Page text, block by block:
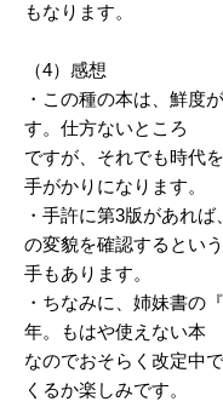
もなります。
（4）感想
・この種の本は、鮮度
す。仕方ないところ
ですが、それでも時代
手がかりになります。
・手許に第3版があれ
の変貌を確認するという
手もあります。
・ちなみに、姉妹書の
年。もはや使えない本
なのでおそらく改定中
くるか楽しみです。